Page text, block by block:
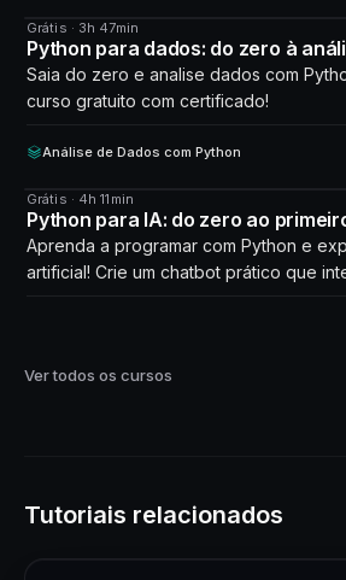
CURSO
Grátis · 3h 47min
Python para dados: do zero à
Saia do zero e analise dados com
curso gratuito com certificado!
Análise de Dados com Python
CURSO
Grátis · 4h 11min
Python para IA: do zero ao
Aprenda a programar com Python e
artificial! Crie um chatbot prático que
Ver todos os cursos
Tutoriais relacionados